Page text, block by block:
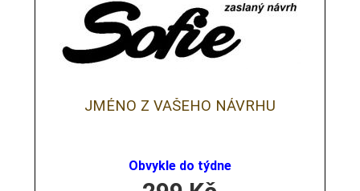
JMÉNO Z VAŠEHO NÁVRHU
Obvykle do týdne